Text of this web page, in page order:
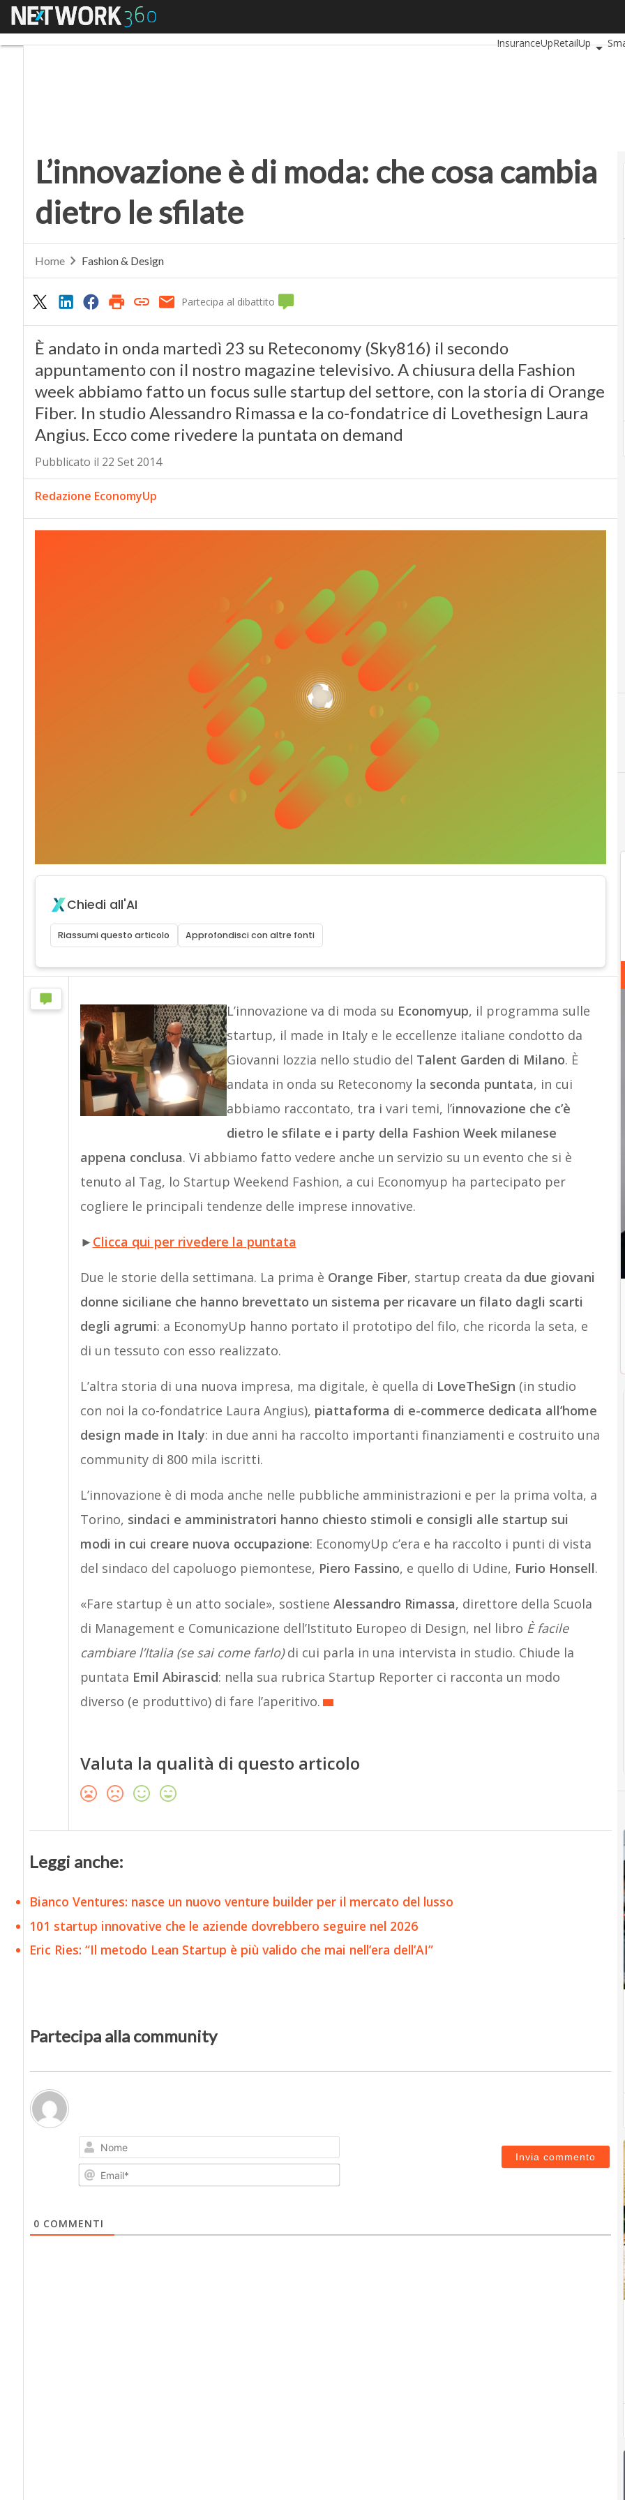
Menu
InsuranceUpRetailUp
L’innovazione è di moda: che cosa cambia
dietro le sfilate
Home Fashion & Design
Partecipa al dibattito
È andato in onda martedì 23 su Reteconomy (Sky816) il secondo
appuntamento con il nostro magazine televisivo. A chiusura della Fashion
week abbiamo fatto un focus sulle startup del settore, con la storia di Orange
Fiber. In studio Alessandro Rimassa e la co-fondatrice di Lovethesign Laura
Angius. Ecco come rivedere la puntata on demand
Pubblicato il 22 Set 2014
Redazione EconomyUp
Chiedi all'AI
Riassumi questo articolo Approfondisci con altre fonti
L’innovazione va di moda su Economyup, il programma sulle
startup, il made in Italy e le eccellenze italiane condotto da
Giovanni Iozzia nello studio del Talent Garden di Milano. È
andata in onda su Reteconomy la seconda puntata, in cui
abbiamo raccontato, tra i vari temi, l’innovazione che c’è
dietro le sfilate e i party della Fashion Week milanese
appena conclusa. Vi abbiamo fatto vedere anche un servizio su un evento che si è
tenuto al Tag, lo Startup Weekend Fashion, a cui Economyup ha partecipato per
cogliere le principali tendenze delle imprese innovative.
► Clicca qui per rivedere la puntata
Due le storie della settimana. La prima è Orange Fiber, startup creata da due giovani
donne siciliane che hanno brevettato un sistema per ricavare un filato dagli scarti
degli agrumi: a EconomyUp hanno portato il prototipo del filo, che ricorda la seta, e
di un tessuto con esso realizzato.
L’altra storia di una nuova impresa, ma digitale, è quella di LoveTheSign (in studio
con noi la co-fondatrice Laura Angius), piattaforma di e-commerce dedicata all’home
design made in Italy: in due anni ha raccolto importanti finanziamenti e costruito una
community di 800 mila iscritti.
L’innovazione è di moda anche nelle pubbliche amministrazioni e per la prima volta, a
Torino, sindaci e amministratori hanno chiesto stimoli e consigli alle startup sui
modi in cui creare nuova occupazione: EconomyUp c’era e ha raccolto i punti di vista
del sindaco del capoluogo piemontese, Piero Fassino, e quello di Udine, Furio Honsell.
«Fare startup è un atto sociale», sostiene Alessandro Rimassa, direttore della Scuola
di Management e Comunicazione dell’Istituto Europeo di Design, nel libro È facile
cambiare l’Italia (se sai come farlo)di cui parla in una intervista in studio. Chiude la
puntata Emil Abirascid: nella sua rubrica Startup Reporter ci racconta un modo
diverso (e produttivo) di fare l’aperitivo.
Valuta la qualità di questo articolo
Leggi anche:
Bianco Ventures: nasce un nuovo venture builder per il mercato del lusso
101 startup innovative che le aziende dovrebbero seguire nel 2026
Eric Ries: “Il metodo Lean Startup è più valido che mai nell’era dell’AI”
Partecipa alla community
Nome
Email*
0 COMMENTI